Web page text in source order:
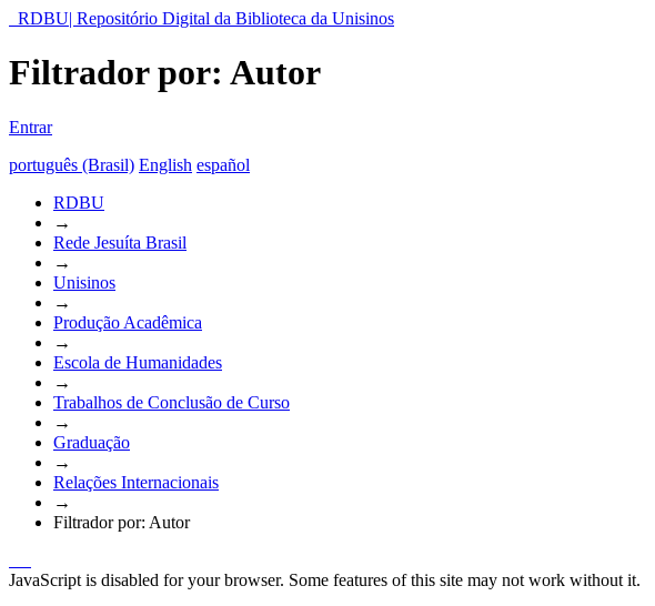
RDBU| Repositório Digital da Biblioteca da Unisinos
Filtrador por: Autor
Entrar
português (Brasil) English español
RDBU
→
Rede Jesuíta Brasil
→
Unisinos
→
Produção Acadêmica
→
Escola de Humanidades
→
Trabalhos de Conclusão de Curso
→
Graduação
→
Relações Internacionais
→
Filtrador por: Autor
JavaScript is disabled for your browser. Some features of this site may not work without it.